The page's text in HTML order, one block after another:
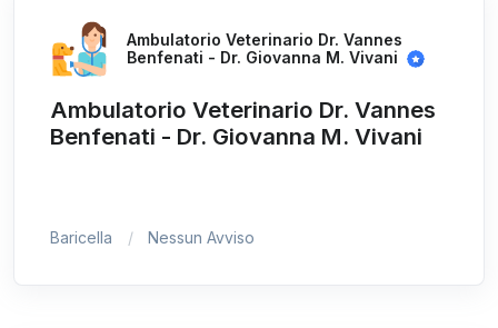
Ambulatorio Veterinario Dr. Vannes
Benfenati - Dr. Giovanna M. Vivani
Ambulatorio Veterinario Dr. Vannes
Benfenati - Dr. Giovanna M. Vivani
Baricella Nessun Avviso